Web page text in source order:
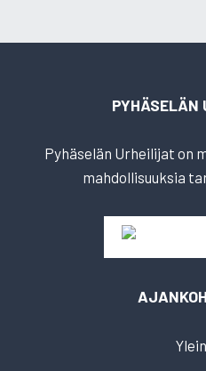
PYHÄSELÄN
Pyhäselän Urheilijat on
mahdollisuuksia